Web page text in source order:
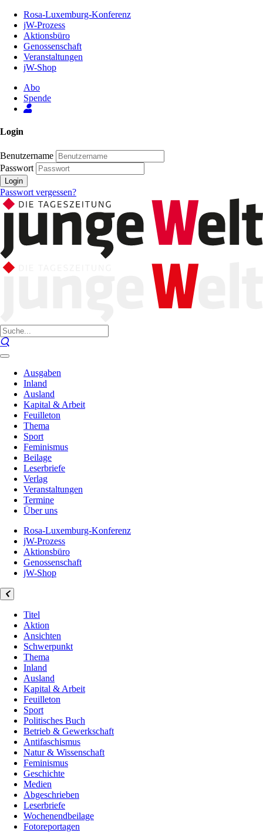
Inhalt
Seite
Rosa-Luxemburg-Konferenz
jW-Prozess
Aktionsbüro
Genossenschaft
Veranstaltungen
jW-Shop
Abo
Spende
Login
Benutzername
Passwort
Login
Passwort vergessen?
Ausgaben
Inland
Ausland
Kapital & Arbeit
Feuilleton
Thema
Sport
Feminismus
Beilage
Leserbriefe
Verlag
Veranstaltungen
Termine
Über uns
Rosa-Luxemburg-Konferenz
jW-Prozess
Aktionsbüro
Genossenschaft
jW-Shop
Titel
Aktion
Ansichten
Schwerpunkt
Thema
Inland
Ausland
Kapital & Arbeit
Feuilleton
Sport
Politisches Buch
Betrieb & Gewerkschaft
Antifaschismus
Natur & Wissenschaft
Feminismus
Geschichte
Medien
Abgeschrieben
Leserbriefe
Wochenendbeilage
Fotoreportagen